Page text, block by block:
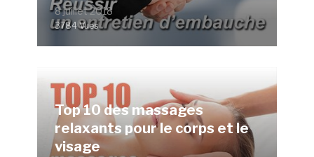
8 juillet 2018
3784 Vues
Top 10 des massages
relaxants pour le corps et le
visage